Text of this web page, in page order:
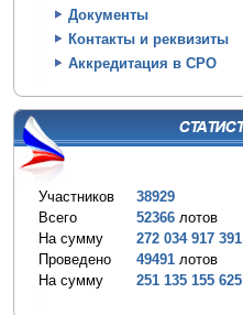
Документы
Контакты и реквизиты
Аккредитация в СРО
Участников
38929
Всего
52366 лотов
На сумму
272 034 917 391
Проведено
49491 лотов
На сумму
251 135 155 625